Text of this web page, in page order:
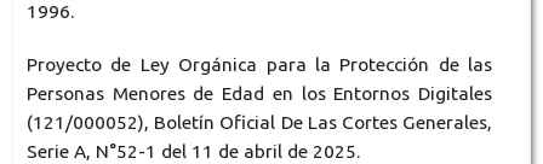
1996.
Proyecto de Ley Orgánica para la Protección de las
Personas Menores de Edad en los Entornos Digitales
(121/000052), Boletín Oficial De Las Cortes Generales,
Serie A, N°52-1 del 11 de abril de 2025.